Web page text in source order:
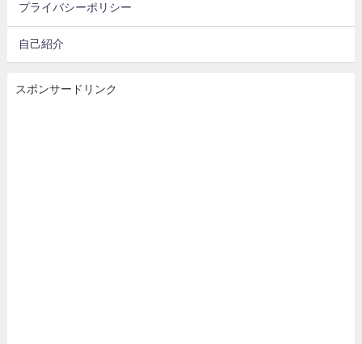
プライバシーポリシー
自己紹介
スポンサードリンク